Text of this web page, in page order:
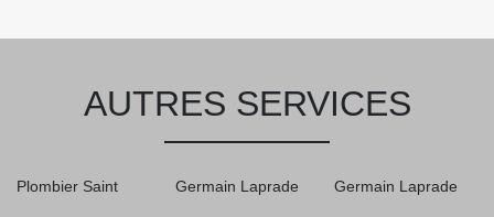
AUTRES SERVICES
Plombier Saint Germain Laprade Germain Laprade